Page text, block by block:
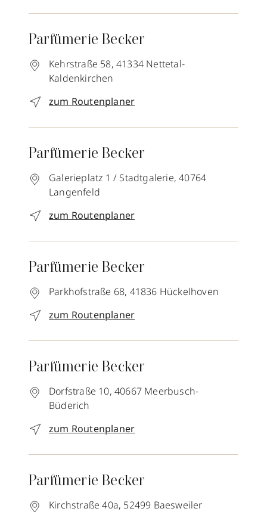
Parfümerie Becker
Kehrstraße 58, 41334 Nettetal-
Kaldenkirchen
zum Routenplaner
Parfümerie Becker
Galerieplatz 1 / Stadtgalerie, 40764
Langenfeld
zum Routenplaner
Parfümerie Becker
Parkhofstraße 68, 41836 Hückelhoven
zum Routenplaner
Parfümerie Becker
Dorfstraße 10, 40667 Meerbusch-
Büderich
zum Routenplaner
Parfümerie Becker
Kirchstraße 40a, 52499 Baesweiler